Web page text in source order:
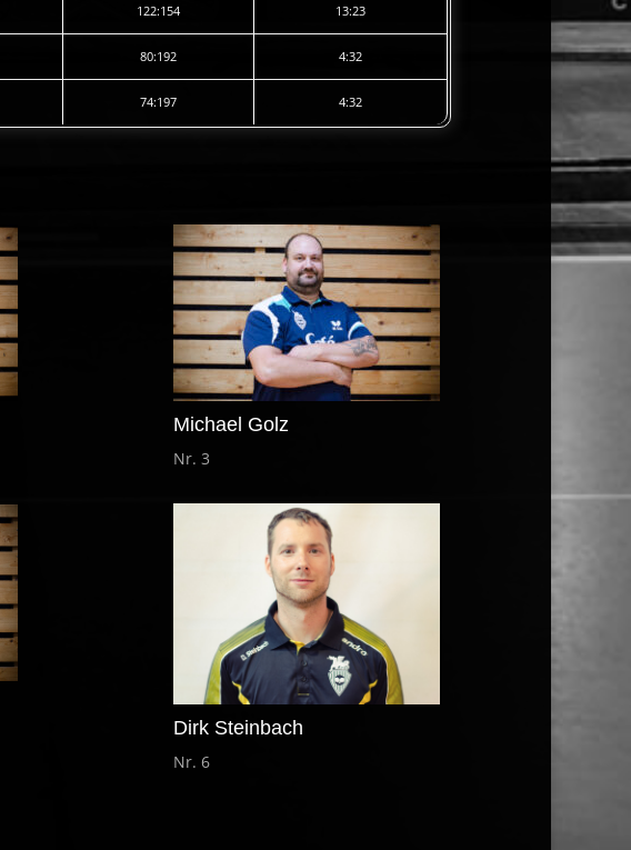
122:154 13:23
80:192 4:32
74:197 4:32
Michael Golz
Nr. 3
Dirk Steinbach
Nr. 6